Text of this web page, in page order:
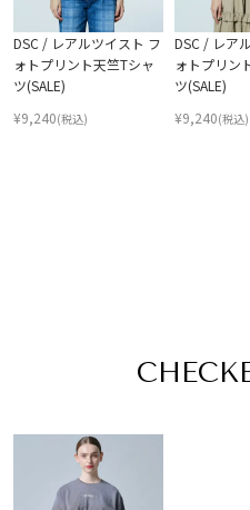
DSC / レアルツイスト フ
ォトプリント天竺Tシャ
ツ(SALE)
¥9,240(税込)
DSC / レア
ォトプリン
ツ(SALE)
¥9,240(税込)